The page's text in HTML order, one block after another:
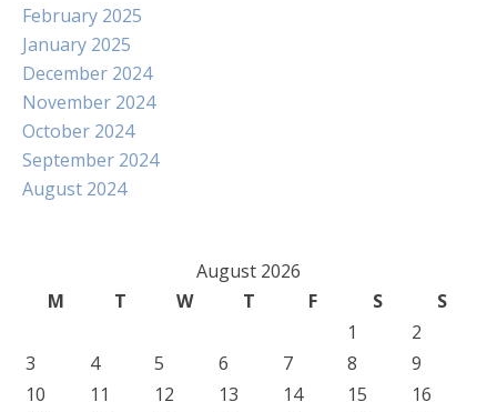
February 2025
January 2025
December 2024
November 2024
October 2024
September 2024
August 2024
August 2026
M
T W T F S
S
1
2
3
4 5 6 7 8
9
10
11 12 13 14 15
16